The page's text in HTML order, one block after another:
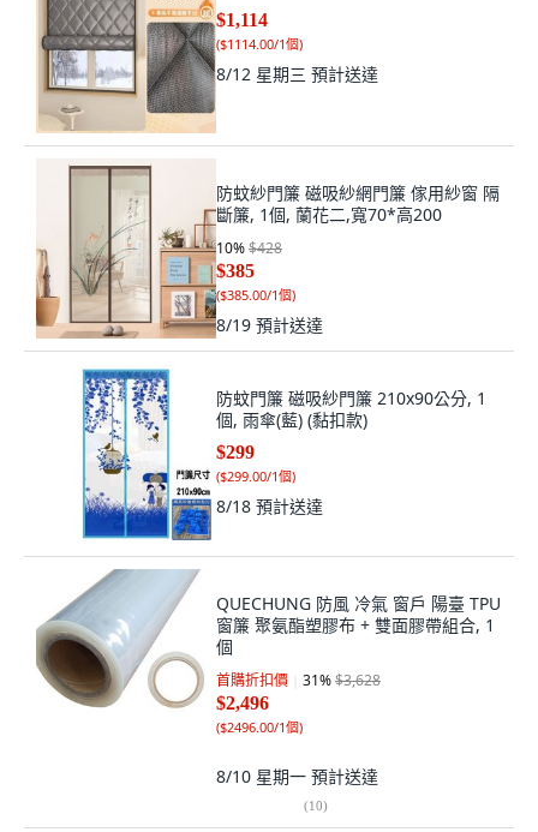
$1,114
($1114.00/1個)
8/12 星期三 預計送達
防蚊紗門簾 磁吸紗網門簾 傢用紗窗 隔
斷簾, 1個, 蘭花二,寬70*高200
10%$428
$385
($385.00/1個)
8/19 預計送達
防蚊門簾 磁吸紗門簾 210x90公分, 1
個, 雨傘(藍) (黏扣款)
$299
($299.00/1個)
8/18 預計送達
QUECHUNG 防風 冷氣 窗戶 陽臺 TPU
窗簾 聚氨酯塑膠布 + 雙面膠帶組合, 1
個
首購折扣價 31%$3,628
$2,496
($2496.00/1個)
8/10 星期一 預計送達
(10)